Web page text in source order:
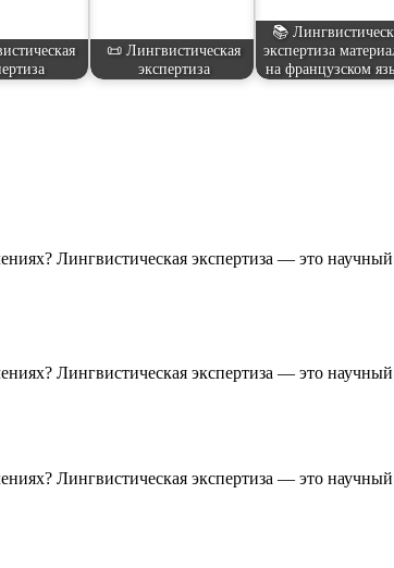
📜 Лингвистическая
экспертиза
📚
экспертиза
на французском
Лингвистическая экспертиза — это
Лингвистическая экспертиза — это
Лингвистическая экспертиза — это